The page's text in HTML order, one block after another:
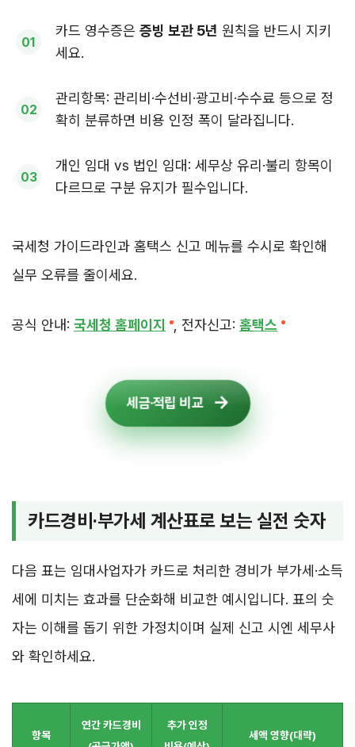
카드 영수증은 증빙 보관 5년 원칙을 반드시 지키
세요.
관리항목: 관리비·수선비·광고비·수수료 등으로 정
확히 분류하면 비용 인정 폭이 달라집니다.
개인 임대 vs 법인 임대: 세무상 유리·불리 항목이
다르므로 구분 유지가 필수입니다.
국세청 가이드라인과 홈택스 신고 메뉴를 수시로 확인해
실무 오류를 줄이세요.
공식 안내: 국세청 홈페이지 , 전자신고: 홈택스
세금·적립 비교
카드경비·부가세 계산표로 보는 실전 숫자
다음 표는 임대사업자가 카드로 처리한 경비가 부가세·소득
세에 미치는 효과를 단순화해 비교한 예시입니다. 표의 숫
자는 이해를 돕기 위한 가정치이며 실제 신고 시엔 세무사
와 확인하세요.
항목
연간 카드경비
추가 인정
세액 영향(대략)